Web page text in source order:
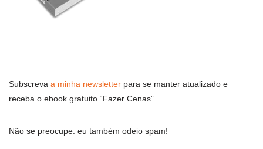
Subscreva a minha newsletter para se manter atualizado e
receba o ebook gratuito “Fazer Cenas”.
Não se preocupe: eu também odeio spam!